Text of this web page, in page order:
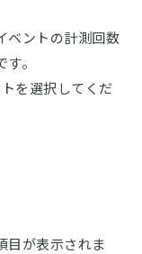
ベントの計測回数
。
を選択してくだ
目が表示されま